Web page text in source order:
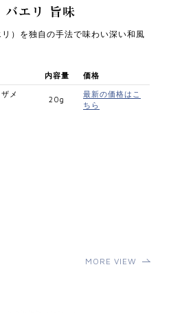
バエリ 旨味
）を独⾃の⼿法で味わい深い和⾵
内容量 価格
メ
20g
最新の価格はこ
ちら
MORE VIEW